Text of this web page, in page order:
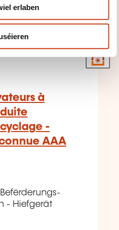
erlaben
à
-
AAA
- Hiefgerät